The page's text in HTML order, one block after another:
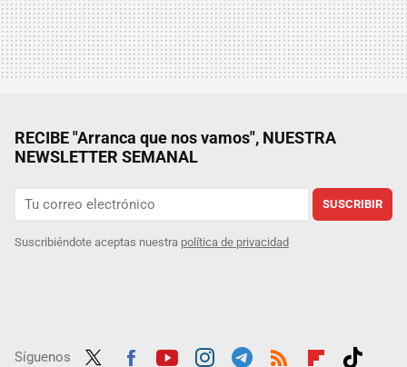
RECIBE "Arranca que nos vamos", NUESTRA
NEWSLETTER SEMANAL
SUSCRIBIR
Suscribiéndote aceptas nuestra política de privacidad
Síguenos